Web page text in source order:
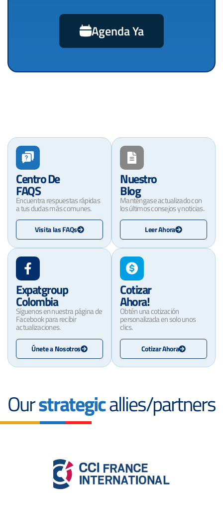
Agenda Ya
Centro De
FAQS
Encuentra respuestas rápidas
a tus dudas más comunes.
Visita las FAQs
Nuestro
Blog
Manténgase actualizado con
los últimos consejos y noticias.
Leer Ahora
Expatgroup
Colombia
Síguenos en nuestra página de
Facebook para recibir
actualizaciones.
Únete a Nosotros
Cotizar
Ahora!
Obtén una cotización
personalizada en solo unos
clics.
Cotizar Ahora
Ourstrategicallies/partners